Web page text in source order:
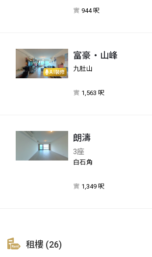
實 944 呎
AI裝修
富豪‧山峰
九肚山
實 1,563 呎
朗濤
3座
白石角
實 1,349 呎
租樓 (26)